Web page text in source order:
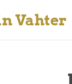
Vahter